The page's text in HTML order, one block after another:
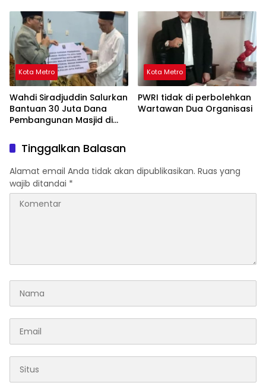
Ada Gratis
Kota Metro
Wahdi Siradjuddin Salurkan
Bantuan 30 Juta Dana
Pembangunan Masjid di
Kota Metro
PWRI tidak di perbolehkan
Wartawan Dua Organisasi
Tinggalkan Balasan
Alamat email Anda tidak akan dipublikasikan. Ruas yang
wajib ditandai *